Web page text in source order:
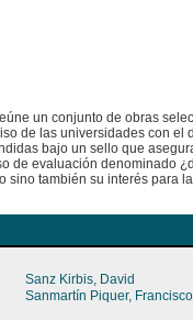
un conjunto de obras
de las universidades con el
bajo un sello que
de evaluación denominado
también su interés para
Sanz Kirbis, David
Sanmartín Piquer, Francisco